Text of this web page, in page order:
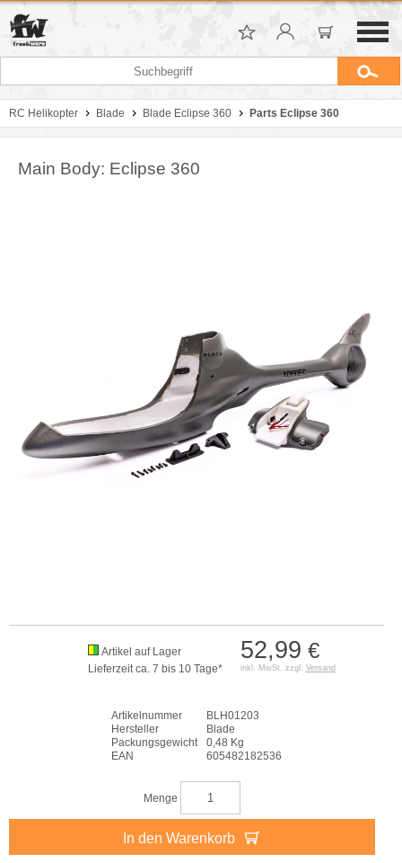
RC Helikopter Blade Blade Eclipse 360 Parts Eclipse 360
Main Body: Eclipse 360
52,99 €
inkl. MwSt. zzgl. Versand
Artikel auf Lager
Lieferzeit ca. 7 bis 10 Tage*
Artikelnummer
BLH01203
Hersteller
Blade
Packungsgewicht
0,48 Kg
EAN
605482182536
Menge
In den Warenkorb